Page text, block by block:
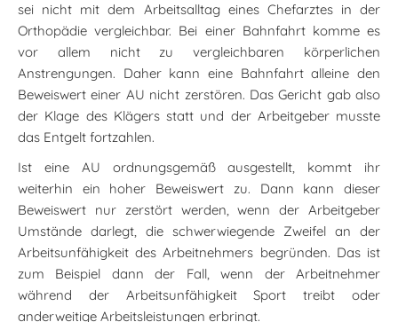
sei nicht mit dem Arbeitsalltag eines Chefarztes in der
Orthopädie vergleichbar. Bei einer Bahnfahrt komme es
vor allem nicht zu vergleichbaren körperlichen
Anstrengungen. Daher kann eine Bahnfahrt alleine den
Beweiswert einer AU nicht zerstören. Das Gericht gab also
der Klage des Klägers statt und der Arbeitgeber musste
das Entgelt fortzahlen.
Ist eine AU ordnungsgemäß ausgestellt, kommt ihr
weiterhin ein hoher Beweiswert zu. Dann kann dieser
Beweiswert nur zerstört werden, wenn der Arbeitgeber
Umstände darlegt, die schwerwiegende Zweifel an der
Arbeitsunfähigkeit des Arbeitnehmers begründen. Das ist
zum Beispiel dann der Fall, wenn der Arbeitnehmer
während der Arbeitsunfähigkeit Sport treibt oder
anderweitige Arbeitsleistungen erbringt.